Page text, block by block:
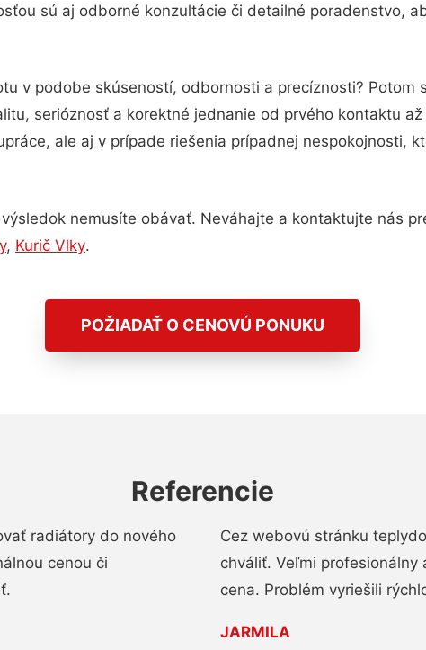
sú aj odborné konzultácie či detailné poradenstvo,
v podobe skúseností, odbornosti a precíznosti? Potom
serióznosť a korektné jednanie od prvého kontaktu
ale aj v prípade riešenia prípadnej nespokojnosti,
nemusíte obávať. Neváhajte a kontaktujte nás
, Kurič Vlky.
POŽIADAŤ O CENOVÚ PONUKU
Referencie
radiátory do nového
cenou či
Cez webovú stránku
chváliť. Veľmi
cena. Problém vyriešili
JARMILA